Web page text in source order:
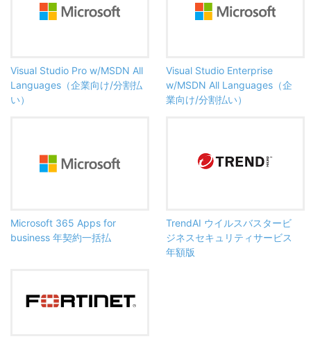
Visual Studio Pro w/MSDN All
Languages（企業向け/分割払
い）
Visual Studio Enterprise
w/MSDN All Languages（企
業向け/分割払い）
Microsoft 365 Apps for
business 年契約一括払
TrendAI ウイルスバスタービ
ジネスセキュリティサービス
年額版